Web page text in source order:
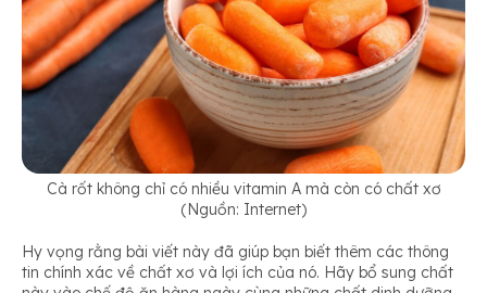
Cà rốt không chỉ có nhiều vitamin A mà còn có chất xơ
(Nguồn: Internet)
Hy vọng rằng bài viết này đã giúp bạn biết thêm các thông
tin chính xác về chất xơ và lợi ích của nó. Hãy bổ sung chất